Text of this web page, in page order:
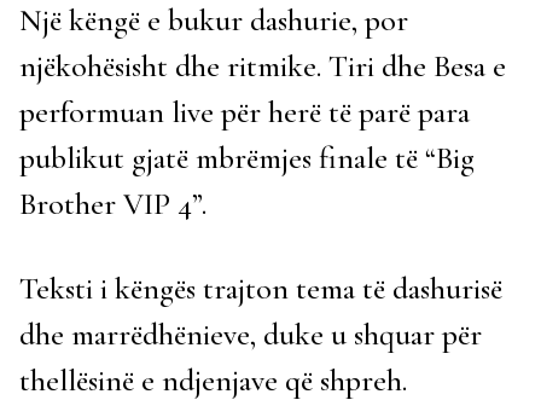
Një këngë e bukur dashurie, por
njëkohësisht dhe ritmike. Tiri dhe Besa e
performuan live për herë të parë para
publikut gjatë mbrëmjes finale të “Big
Brother VIP 4”.
Teksti i këngës trajton tema të dashurisë
dhe marrëdhënieve, duke u shquar për
thellësinë e ndjenjave që shpreh.